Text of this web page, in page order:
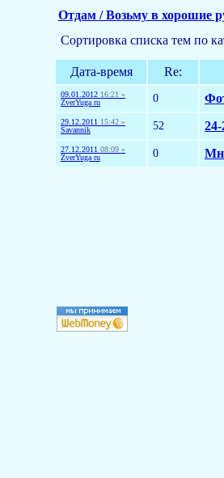
Отдам / Возьму в хорошие
Сортировка списка тем по
Дата-время Re:
09.01.2012 16:21 »
ZverYuga ru
0
29.12.2011 15:42 »
Savannik
52
27.12.2011 08:09 »
ZverYuga ru
0